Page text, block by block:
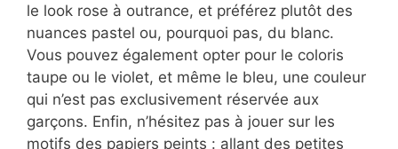
le look rose à outrance, et préférez plutôt des
nuances pastel ou, pourquoi pas, du blanc.
Vous pouvez également opter pour le coloris
taupe ou le violet, et même le bleu, une couleur
qui n’est pas exclusivement réservée aux
garçons. Enfin, n’hésitez pas à jouer sur les
motifs des papiers peints : allant des petites